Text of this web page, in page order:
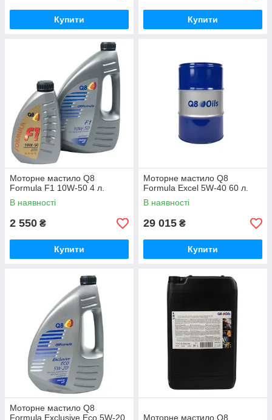
Купити Купити
Моторне мастило Q8
Formula F1 10W-50 4 л.
В наявності
2 550 ₴
Купити
Моторне мастило Q8
Formula Excel 5W-40 60 л.
В наявності
29 015 ₴
Купити
Моторне мастило Q8
Formula Exclusive Eco 5W-20
Моторне мастило Q8